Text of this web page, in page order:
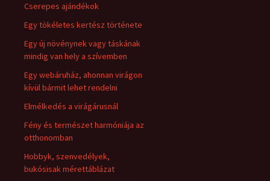
Cserepes ajándékok
Egy tökéletes kertész története
Egy új növénynek vagy táskának
mindig van hely a szívemben
Egy webáruház, ahonnan virágon
kívül bármit lehet rendelni
Elmélkedés a virágárusnál
Fény és természet harmóniája az
otthonomban
Hobbyk, szenvedélyek,
bukósisak mérettáblázat